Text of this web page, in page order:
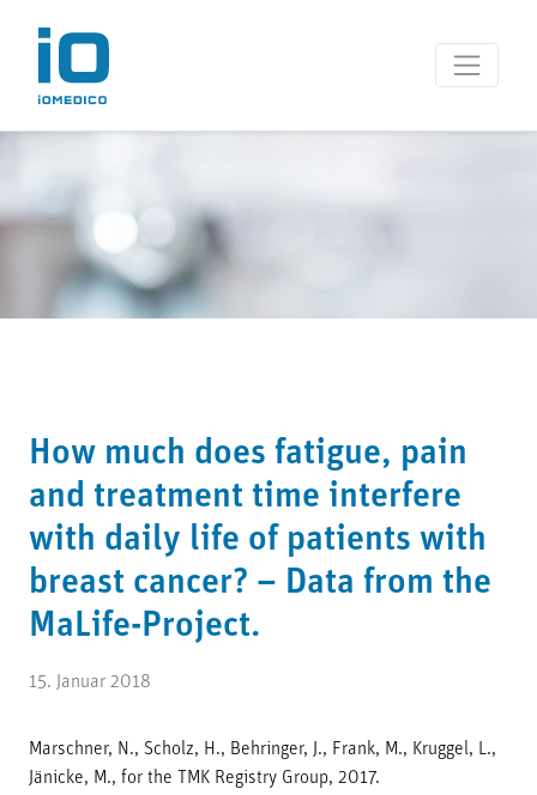
How much does fatigue, pain
and treatment time interfere
with daily life of patients with
breast cancer? – Data from the
MaLife-Project.
15. Januar 2018
Marschner, N., Scholz, H., Behringer, J., Frank, M., Kruggel, L.,
Jänicke, M., for the TMK Registry Group, 2017.